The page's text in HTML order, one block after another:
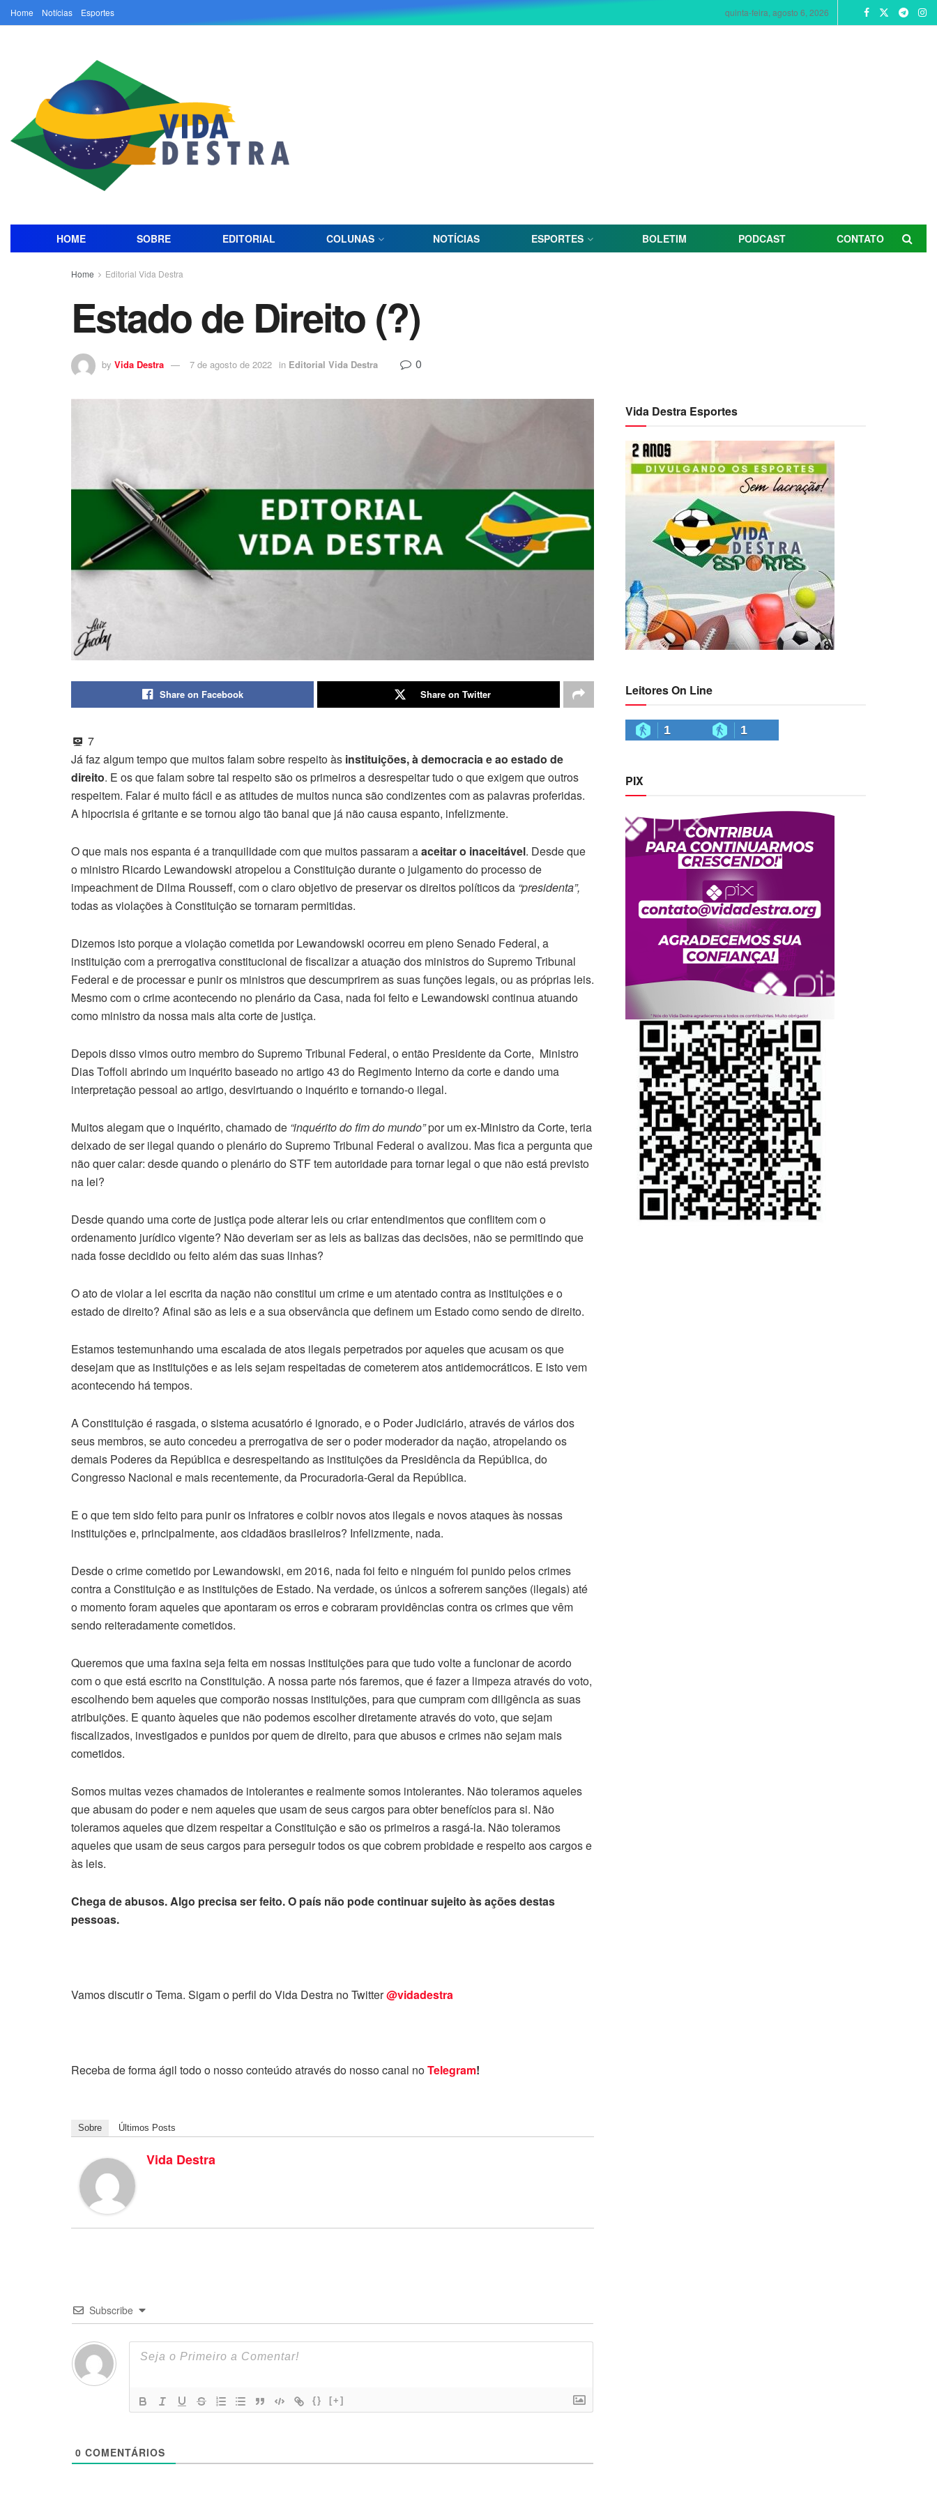
Home Notícias Esportes quinta-feira, agosto 6, 2026
HOME SOBRE EDITORIAL COLUNAS NOTÍCIAS ESPORTES BOLETIM PODCAST CONTATO
Home Editorial Vida Destra
Estado de Direito (?)
by Vida Destra 7 de agosto de 2022 in Editorial Vida Destra 0
Share on Facebook Share on Twitter
7
Já faz algum tempo que muitos falam sobre respeito às instituições, à democracia e ao estado de
direito. E os que falam sobre tal respeito são os primeiros a desrespeitar tudo o que exigem que outros
respeitem. Falar é muito fácil e as atitudes de muitos nunca são condizentes com as palavras proferidas.
A hipocrisia é gritante e se tornou algo tão banal que já não causa espanto, infelizmente.
O que mais nos espanta é a tranquilidade com que muitos passaram aaceitar o inaceitável. Desde que
o ministro Ricardo Lewandowski atropelou a Constituição durante o julgamento do processo de
impeachment de Dilma Rousseff, com o claro objetivo de preservar os direitos políticos da “presidenta”,
todas as violações à Constituição se tornaram permitidas.
Dizemos isto porque a violação cometida por Lewandowski ocorreu em pleno Senado Federal, a
instituição com a prerrogativa constitucional de fiscalizar a atuação dos ministros do Supremo Tribunal
Federal e de processar e punir os ministros que descumprirem as suas funções legais, ou as próprias leis.
Mesmo com o crime acontecendo no plenário da Casa, nada foi feito e Lewandowski continua atuando
como ministro da nossa mais alta corte de justiça.
Depois disso vimos outro membro do Supremo Tribunal Federal, o então Presidente da Corte, Ministro
Dias Toffoli abrindo um inquérito baseado no artigo 43 do Regimento Interno da corte e dando uma
interpretação pessoal ao artigo, desvirtuando o inquérito e tornando-o ilegal.
Muitos alegam que o inquérito, chamado de “inquérito do fim do mundo”por um ex-Ministro da Corte, teria
deixado de ser ilegal quando o plenário do Supremo Tribunal Federal o avalizou. Mas fica a pergunta que
não quer calar: desde quando o plenário do STF tem autoridade para tornar legal o que não está previsto
na lei?
Desde quando uma corte de justiça pode alterar leis ou criar entendimentos que conflitem com o
ordenamento jurídico vigente? Não deveriam ser as leis as balizas das decisões, não se permitindo que
nada fosse decidido ou feito além das suas linhas?
O ato de violar a lei escrita da nação não constitui um crime e um atentado contra as instituições e o
estado de direito? Afinal são as leis e a sua observância que definem um Estado como sendo de direito.
Estamos testemunhando uma escalada de atos ilegais perpetrados por aqueles que acusam os que
desejam que as instituições e as leis sejam respeitadas de cometerem atos antidemocráticos. E isto vem
acontecendo há tempos.
A Constituição é rasgada, o sistema acusatório é ignorado, e o Poder Judiciário, através de vários dos
seus membros, se auto concedeu a prerrogativa de ser o poder moderador da nação, atropelando os
demais Poderes da República e desrespeitando as instituições da Presidência da República, do
Congresso Nacional e mais recentemente, da Procuradoria-Geral da República.
E o que tem sido feito para punir os infratores e coibir novos atos ilegais e novos ataques às nossas
instituições e, principalmente, aos cidadãos brasileiros? Infelizmente, nada.
Desde o crime cometido por Lewandowski, em 2016, nada foi feito e ninguém foi punido pelos crimes
contra a Constituição e as instituições de Estado. Na verdade, os únicos a sofrerem sanções (ilegais) até
o momento foram aqueles que apontaram os erros e cobraram providências contra os crimes que vêm
sendo reiteradamente cometidos.
Queremos que uma faxina seja feita em nossas instituições para que tudo volte a funcionar de acordo
com o que está escrito na Constituição. A nossa parte nós faremos, que é fazer a limpeza através do voto,
escolhendo bem aqueles que comporão nossas instituições, para que cumpram com diligência as suas
atribuições. E quanto àqueles que não podemos escolher diretamente através do voto, que sejam
fiscalizados, investigados e punidos por quem de direito, para que abusos e crimes não sejam mais
cometidos.
Somos muitas vezes chamados de intolerantes e realmente somos intolerantes. Não toleramos aqueles
que abusam do poder e nem aqueles que usam de seus cargos para obter benefícios para si. Não
toleramos aqueles que dizem respeitar a Constituição e são os primeiros a rasgá-la. Não toleramos
aqueles que usam de seus cargos para perseguir todos os que cobrem probidade e respeito aos cargos e
às leis.
Chega de abusos. Algo precisa ser feito. O país não pode continuar sujeito às ações destas
pessoas.
Vamos discutir o Tema. Sigam o perfil do Vida Destra no Twitter@vidadestra
Receba de forma ágil todo o nosso conteúdo através do nosso canal noTelegram!
Sobre Últimos Posts
Vida Destra
Subscribe
{} [+]
0 COMENTÁRIOS
Vida Destra Esportes
Leitores On Line
1 1
PIX